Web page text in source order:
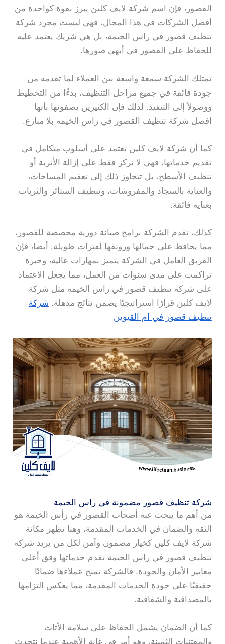
القصور، فإن اسم شركة لايف كلين يبرز بقوة كواحدة من
أفضل الشركات في هذا المجال، فهي ليست مجرد شركة
تنظيف قصور في راس الخيمة، بل هي شريك يعتمد عليه
للحفاظ على القصور في أبهى صورها.
تمتلك الشركة سمعة واسعة بين العملاء لما تقدمه من
جودة فائقة في جميع مراحل التنظيف، بدءًا من التخطيط
ووصولاً إلى التنفيذ. لذلك فإن الكثيرين يصفونها بأنها
افضل شركة تنظيف القصور في راس الخيمة بلا منازع.
كما أن شركة لايف كلين تعتمد على أسلوب متكامل في
تقديم خدماتها، فهي لا تركز فقط على إزالة الأتربة أو
تنظيف الأسطح، بل تتجاوز ذلك إلى تعقيم المساحات،
والعناية بالسجاد والمفروشات، وتنظيف الستائر والثريات
بعناية فائقة.
كذلك، تقدم الشركة برامج صيانة دورية مخصصة للقصور،
مما يحافظ على جمالها ورونقها لفترات طويلة. أيضا، فإن
الفريق العامل في الشركة يتميز بمهارات عالية، وخبرة
تراكمت على مدى سنوات من العمل، مما يجعل الاعتماد
على شركة تنظيف قصور في راس الخيمة مثل شركة
لايف كلين قرارًا استراتيجيًا يضمن نتائج مذهلة. شركة
تنظيف قصور في ام القيوين
شركة تنظيف قصور مضمونة في راس الخيمة
من أهم ما يبحث عنه أصحاب القصور في رأس الخيمة هو
الثقة والضمان في الخدمات المقدمة، وهنا تظهر مكانة
شركة لايف كلين كخيار مضمون وآمن لكل من يريد شركة
تنظيف قصور في راس الخيمة تقدم خدماتها وفق أعلى
معايير الأمان والجودة. فالشركة تمنح عملاءها ضمانًا
حقيقيًا على جودة الخدمات المقدمة، مما يعكس التزامها
بالمصداقية والشفافية.
كما أن الضمان يشمل الحفاظ على سلامة الأثاث
والمقتنيات الثمينة، وهو أمر في غاية الأهمية عندما نتحدث